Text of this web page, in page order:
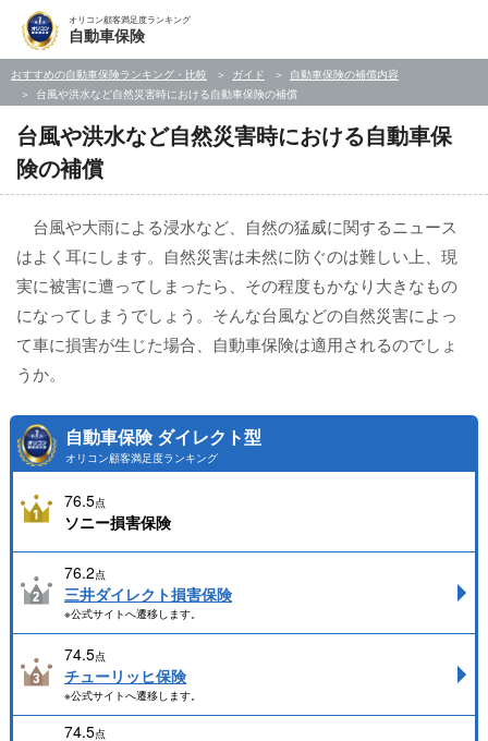
オリコン顧客満足度ランキング
自動車保険
おすすめの自動車保険ランキング・比較 ガイド
自動車保険の補償内容
台風や洪水など自然災害時における自動車保険の補償
台風や洪水など自然災害時における自動車保
険の補償
台風や大雨による浸水など、自然の猛威に関するニュース
はよく耳にします。自然災害は未然に防ぐのは難しい上、現
実に被害に遭ってしまったら、その程度もかなり大きなもの
になってしまうでしょう。そんな台風などの自然災害によっ
て車に損害が生じた場合、自動車保険は適用されるのでしょ
うか。
自動車保険 ダイレクト型
オリコン顧客満足度ランキング
76.5点
ソニー損害保険
76.2点
三井ダイレクト損害保険
※公式サイトへ遷移します。
74.5点
チューリッヒ保険
※公式サイトへ遷移します。
74.5点